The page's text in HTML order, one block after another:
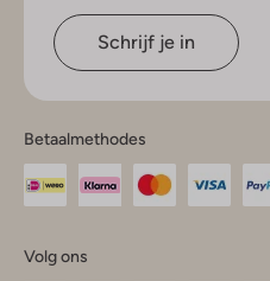
Schrijf je in
Betaalmethodes
Volg ons